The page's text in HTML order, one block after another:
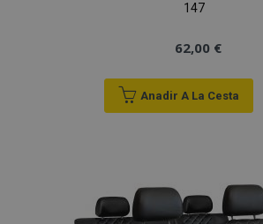
147
62,00 €
Anadir A La Cesta